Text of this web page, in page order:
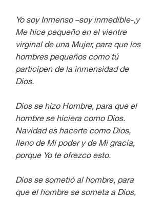
Yo soy Inmenso –soy inmedible-,y
Me hice pequeño en el vientre
virginal de una Mujer, para que los
hombres pequeños como tú
participen de la inmensidad de
Dios.
Dios se hizo Hombre, para que el
hombre se hiciera como Dios.
Navidad es hacerte como Dios,
lleno de Mi poder y de Mi gracia,
porque Yo te ofrezco esto.
Dios se sometió al hombre, para
que el hombre se someta a Dios,